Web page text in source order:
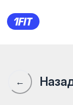
Бүгінгі
←